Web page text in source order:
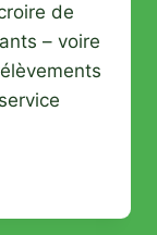
de
– voire